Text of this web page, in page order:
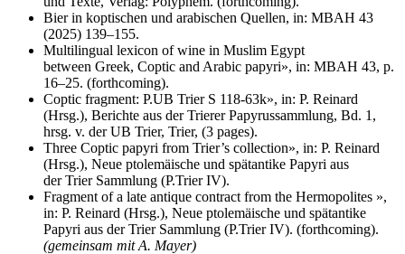
Bier in koptischen und arabischen Quellen, in: MBAH 43
(2025) 139–155.
Multilingual lexicon of wine in Muslim Egypt
between Greek, Coptic and Arabic papyri», in: MBAH 43, p.
16–25. (forthcoming).
Coptic fragment: P.UB Trier S 118-63k», in: P. Reinard
(Hrsg.), Berichte aus der Trierer Papyrussammlung, Bd. 1,
hrsg. v. der UB Trier, Trier, (3 pages).
Three Coptic papyri from Trier’s collection», in: P. Reinard
(Hrsg.), Neue ptolemäische und spätantike Papyri aus
der Trier Sammlung (P.Trier IV).
Fragment of a late antique contract from the Hermopolites »,
in: P. Reinard (Hrsg.), Neue ptolemäische und spätantike
Papyri aus der Trier Sammlung (P.Trier IV). (forthcoming).
(gemeinsam mit A. Mayer)